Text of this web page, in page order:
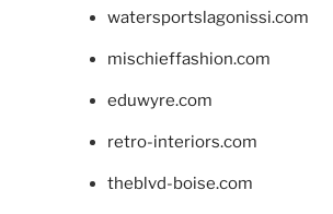
watersportslagonissi.com
mischieffashion.com
eduwyre.com
retro-interiors.com
theblvd-boise.com